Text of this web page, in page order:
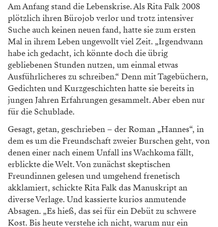
Am Anfang stand die Lebenskrise. Als Rita Falk 2008
plötzlich ihren Bürojob verlor und trotz intensiver
Suche auch keinen neuen fand, hatte sie zum ersten
Mal in ihrem Leben ungewollt viel Zeit. „Irgendwann
habe ich gedacht, ich könnte doch die übrig
gebliebenen Stunden nutzen, um einmal etwas
Ausführlicheres zu schreiben.“ Denn mit Tagebüchern,
Gedichten und Kurzgeschichten hatte sie bereits in
jungen Jahren Erfahrungen gesammelt. Aber eben nur
für die Schublade.
Gesagt, getan, geschrieben – der Roman „Hannes“, in
dem es um die Freundschaft zweier Burschen geht, von
denen einer nach einem Unfall ins Wachkoma fällt,
erblickte die Welt. Von zunächst skeptischen
Freundinnen gelesen und umgehend frenetisch
akklamiert, schickte Rita Falk das Manuskript an
diverse Verlage. Und kassierte kurios anmutende
Absagen. „Es hieß, das sei für ein Debüt zu schwere
Kost. Bis heute verstehe ich nicht, warum nur ein